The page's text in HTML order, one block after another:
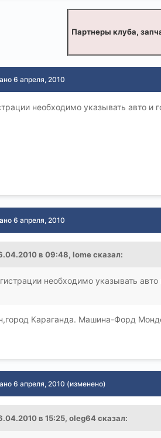
Партнеры клуба,
6 апреля, 2010
необходимо указывать авто и
6 апреля, 2010
в 09:48, lome сказал:
необходимо указывать
Караганда. Машина-Форд
6 апреля, 2010 (изменено)
в 15:25, oleg64 сказал: